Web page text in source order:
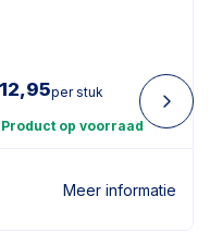
12,95per stuk
Product op voorraad
Meer informatie